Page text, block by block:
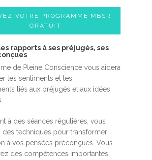
VOTRE PROGRAMME MBSR
GRATUIT
rapports à ses préjugés, ses
de Pleine Conscience vous aidera
les sentiments et les
liés aux préjugés et aux idées
à des séances régulières, vous
des techniques pour transformer
à vos pensées préconçues. Vous
des compétences importantes